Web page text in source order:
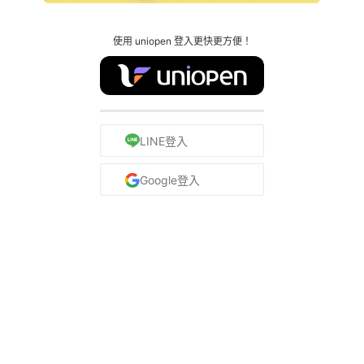
使用 uniopen 登入更快更方便！
LINE登入
Google登入